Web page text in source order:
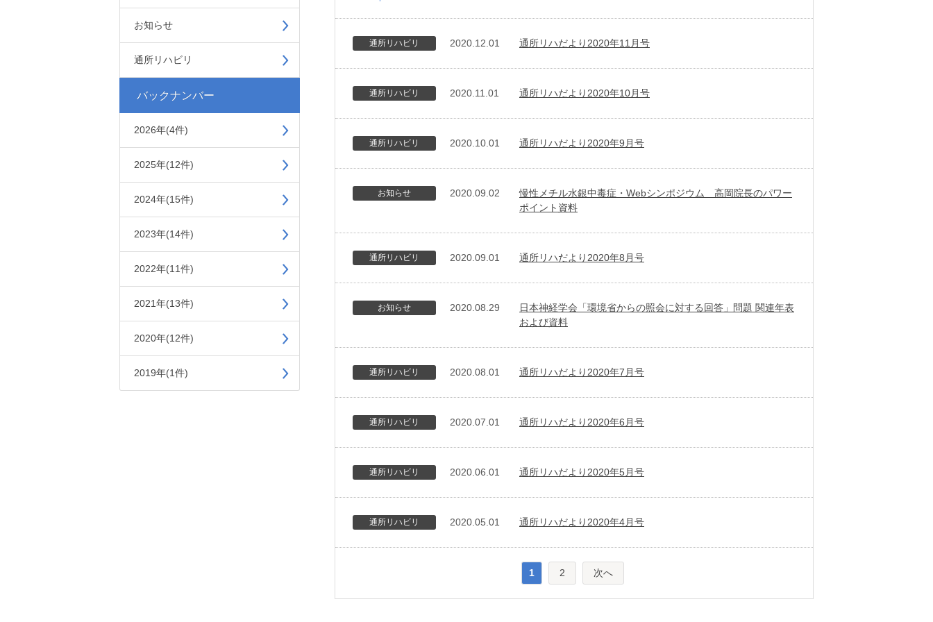
お知らせ
通所リハビリ
バックナンバー
2026年(4件)
2025年(12件)
2024年(15件)
2023年(14件)
2022年(11件)
2021年(13件)
2020年(12件)
2019年(1件)
通所リハビリ 2020.12.01 通所リハだより2020年11月号
通所リハビリ 2020.11.01 通所リハだより2020年10月号
通所リハビリ 2020.10.01 通所リハだより2020年9月号
お知らせ 2020.09.02
慢性メチル水銀中毒症・Webシンポジウム 高岡院長のパワー
ポイント資料
通所リハビリ 2020.09.01 通所リハだより2020年8月号
お知らせ 2020.08.29
日本神経学会「環境省からの照会に対する回答」問題 関連年表
および資料
通所リハビリ 2020.08.01 通所リハだより2020年7月号
通所リハビリ 2020.07.01 通所リハだより2020年6月号
通所リハビリ 2020.06.01 通所リハだより2020年5月号
通所リハビリ 2020.05.01 通所リハだより2020年4月号
1 2 次へ